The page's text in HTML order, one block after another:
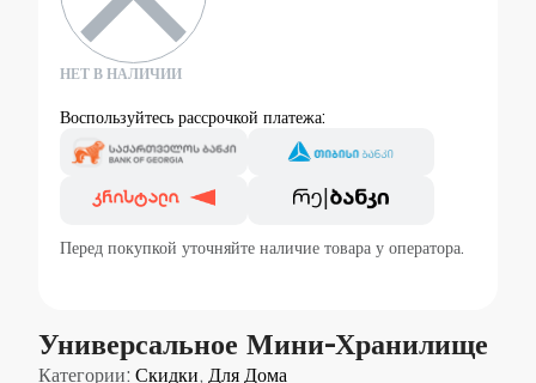
НЕТ В НАЛИЧИИ
Воспользуйтесь рассрочкой платежа:
Перед покупкой уточняйте наличие товара у оператора.
Универсальное Мини-Хранилище
Категории: Скидки,Для Дома